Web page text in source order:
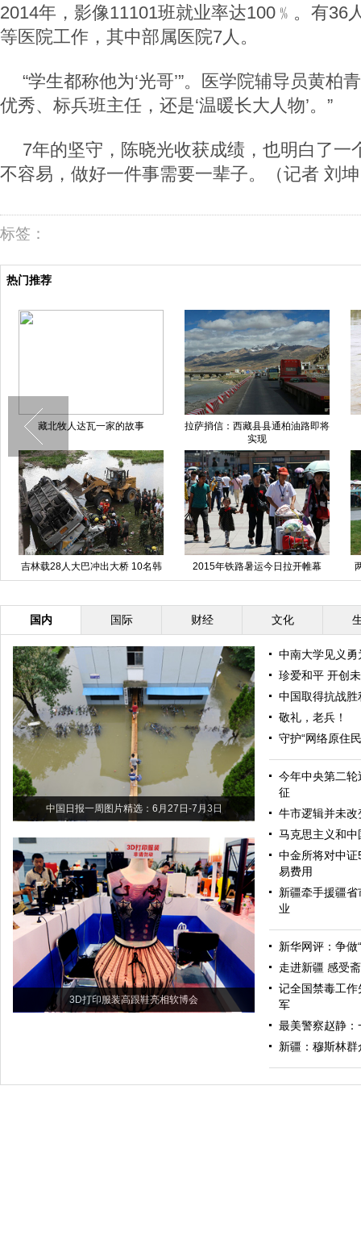
2014年，影像11101班就业率达100 ﹪。有36
等医院工作，其中部属医院7人。
“学生都称他为‘光哥’”。医学院辅导员黄柏
优秀、标兵班主任，还是‘温暖长大人物’。”
7年的坚守，陈晓光收获成绩，也明白了一
不容易，做好一件事需要一辈子。（记者 刘坤
标签：
热门推荐
藏北牧人达瓦一家的故事
拉萨捎信：西藏县县通柏油路即将
实现
吉林载28人大巴冲出大桥 10名韩
国人身亡(图)
2015年铁路暑运今日拉开帷幕
国内 国际 财经 文化
中国日报一周图片精选：6月27日-7月3日
3D打印服装高跟鞋亮相软博会
中南大学见义勇
珍爱和平 开创
中国取得抗战
敬礼，老兵！
守护“网络原住
今年中央第二
征
牛市逻辑并未改
马克思主义和中
中金所将对中
易费用
新疆牵手援疆
业
新华网评：争做
走进新疆 感受
记全国禁毒工
军
最美警察赵静
新疆：穆斯林群